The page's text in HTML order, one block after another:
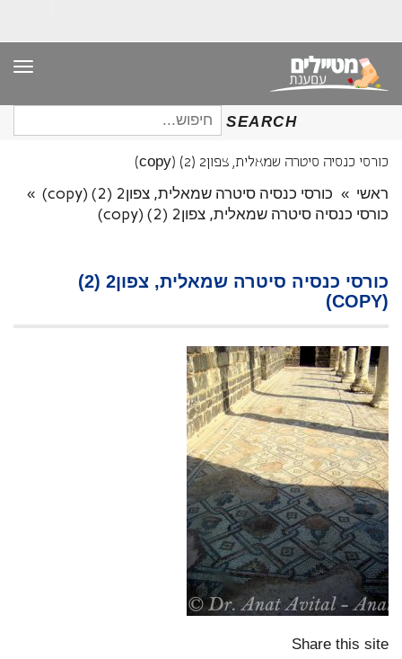
SEARCH
חיפוש
עבור:
כורסי כנסיה סיטרה שמאלית, צפון2 (2) (copy)
ראשי » כורסי כנסיה סיטרה שמאלית, צפון2 (2) (copy)
»
כורסי כנסיה סיטרה שמאלית, צפון2 (2) (copy)
כורסי כנסיה סיטרה שמאלית, צפון2 (2)
(COPY)
Share this site